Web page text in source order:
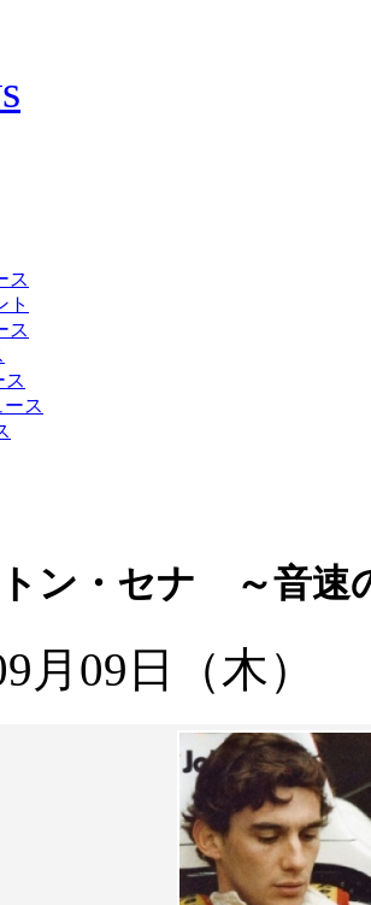
ス
ト
ス
ス
ス
トン・セナ ～音速
月09日（木）